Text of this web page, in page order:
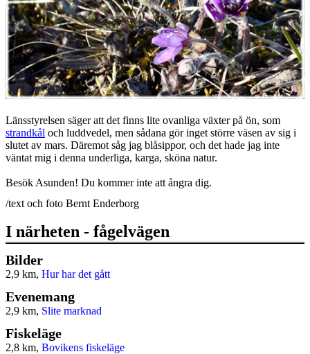
Länsstyrelsen säger att det finns lite ovanliga växter på ön, som
strandkål och luddvedel, men sådana gör inget större väsen av sig i
slutet av mars. Däremot såg jag blåsippor, och det hade jag inte
väntat mig i denna underliga, karga, sköna natur.
Besök Asunden! Du kommer inte att ångra dig.
/text och foto Bernt Enderborg
I närheten - fågelvägen
Bilder
2,9 km, Hur har det gått
Evenemang
2,9 km, Slite marknad
Fiskeläge
2,8 km, Bovikens fiskeläge